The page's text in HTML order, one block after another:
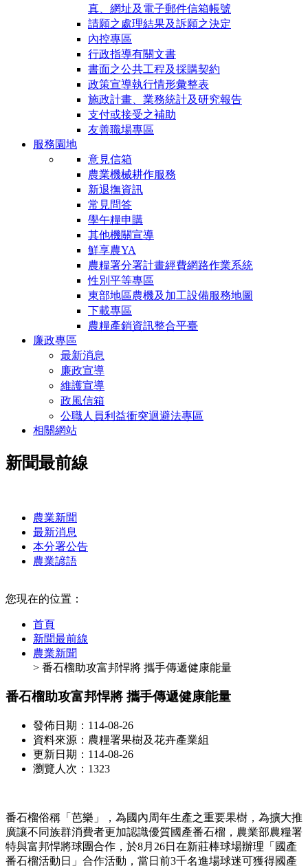
真、網址及電子郵件信箱帳號
請願之處理結果及訴願之決定
內控專區
行政指導有關文書
書面之公共工程及採購契約
政策宣導執行情形彙整表
施政計畫、業務統計及研究報告
支付或接受之補助
友善職場專區
服務園地
意見信箱
農業機械耕作服務
新退撫資訊
常見問答
學午糧申購
其他機關宣導
鮮享農YA
農糧署分署計畫經費網路作業系統
性別平等專區
東部地區農機及加工設備服務地圖
下載專區
農糧產銷資訊整合平臺
廉政專區
最新消息
廉政宣導
維護宣導
政風信箱
公職人員利益衝突迴避法專區
相關網站
新聞最前線
農業新聞
最新消息
本分署公告
農業諺語
您現在的位置：
首頁
新聞最前線
農業新聞
> 番石榴助攻富邦悍將 攜手傳遞健康能量
番石榴助攻富邦悍將 攜手傳遞健康能量
發佈日期：114-08-26
資料來源：農糧署果樹及花卉產業組
更新日期：114-08-26
瀏覽人次：1323
番石榴俗稱「芭樂」，為國內周年生產之重要果樹，為擴大推
廣讓不同族群消費者更加認識優質國產番石榴，農業部農糧署
特與富邦悍將球團合作，於8月26日在新莊棒球場辦理「國產
番石榴活動日」合作活動，當日前3千名進場球迷可獲得國產